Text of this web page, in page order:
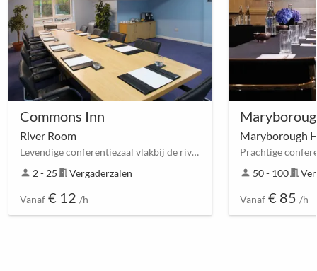
Commons Inn
River Room
Levendige conferentiezaal vlakbij de rivier de Bruid
person 2 - 25 meeting_room Vergaderzalen
Vanaf € 12 /h
Maryborough
person 50 - 100meeting_room
Vanaf € 85 /h